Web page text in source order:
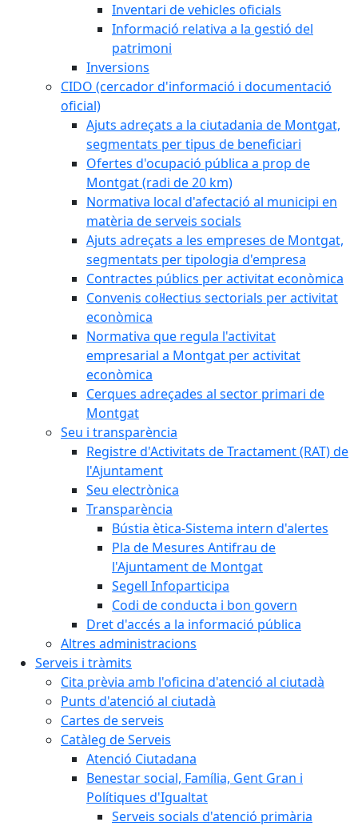
Inventari de vehicles oficials
Informació relativa a la gestió del
patrimoni
Inversions
CIDO (cercador d'informació i documentació
oficial)
Ajuts adreçats a la ciutadania de Montgat,
segmentats per tipus de beneficiari
Ofertes d'ocupació pública a prop de
Montgat (radi de 20 km)
Normativa local d'afectació al municipi en
matèria de serveis socials
Ajuts adreçats a les empreses de Montgat,
segmentats per tipologia d'empresa
Contractes públics per activitat econòmica
Convenis col·lectius sectorials per activitat
econòmica
Normativa que regula l'activitat
empresarial a Montgat per activitat
econòmica
Cerques adreçades al sector primari de
Montgat
Seu i transparència
Registre d'Activitats de Tractament (RAT) de
l'Ajuntament
Seu electrònica
Transparència
Bústia ètica-Sistema intern d'alertes
Pla de Mesures Antifrau de
l'Ajuntament de Montgat
Segell Infoparticipa
Codi de conducta i bon govern
Dret d'accés a la informació pública
Altres administracions
Serveis i tràmits
Cita prèvia amb l'oficina d'atenció al ciutadà
Punts d'atenció al ciutadà
Cartes de serveis
Catàleg de Serveis
Atenció Ciutadana
Benestar social, Família, Gent Gran i
Polítiques d'Igualtat
Serveis socials d'atenció primària